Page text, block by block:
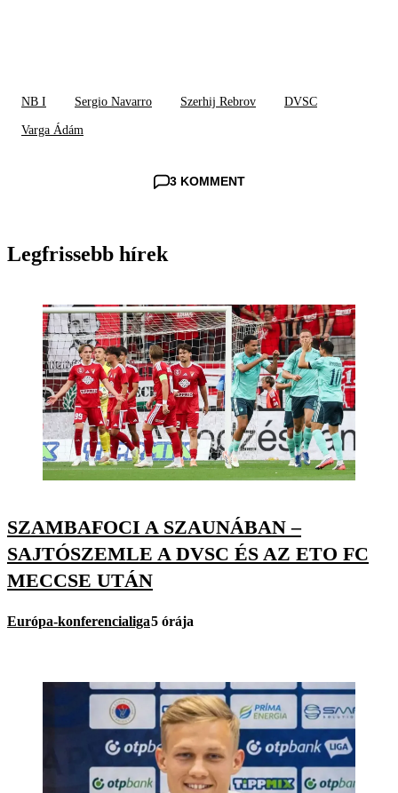
NB I Sergio Navarro Szerhij Rebrov DVSC
Varga Ádám
3 KOMMENT
Legfrissebb hírek
SZAMBAFOCI A SZAUNÁBAN –
SAJTÓSZEMLE A DVSC ÉS AZ ETO FC
MECCSE UTÁN
Európa-konferencialiga5 órája